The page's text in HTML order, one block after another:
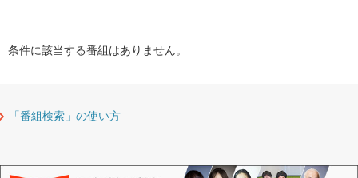
条件に該当する番組はありません。
「番組検索」の使い方